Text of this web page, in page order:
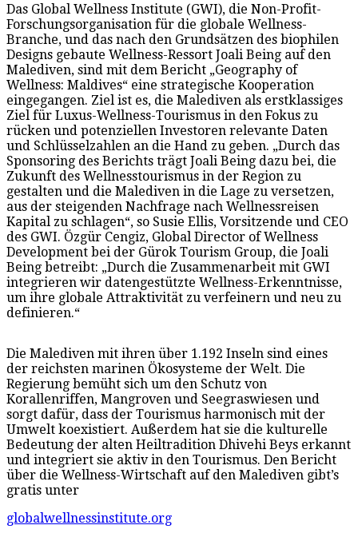
Das Global Wellness Institute (GWI), die Non-Profit-
Forschungsorganisation für die globale Wellness-
Branche, und das nach den Grundsätzen des biophilen
Designs gebaute Wellness-Ressort Joali Being auf den
Malediven, sind mit dem Bericht „Geography of
Wellness: Maldives“ eine strategische Kooperation
eingegangen. Ziel ist es, die Malediven als erstklassiges
Ziel für Luxus-Wellness-Tourismus in den Fokus zu
rücken und potenziellen Investoren relevante Daten
und Schlüsselzahlen an die Hand zu geben. „Durch das
Sponsoring des Berichts trägt Joali Being dazu bei, die
Zukunft des Wellnesstourismus in der Region zu
gestalten und die Malediven in die Lage zu versetzen,
aus der steigenden Nachfrage nach Wellnessreisen
Kapital zu schlagen“, so Susie Ellis, Vorsitzende und CEO
des GWI. Özgür Cengiz, Global Director of Wellness
Development bei der Gürok Tourism Group, die Joali
Being betreibt: „Durch die Zusammenarbeit mit GWI
integrieren wir datengestützte Wellness-Erkenntnisse,
um ihre globale Attraktivität zu verfeinern und neu zu
definieren.“
Die Malediven mit ihren über 1.192 Inseln sind eines
der reichsten marinen Ökosysteme der Welt. Die
Regierung bemüht sich um den Schutz von
Korallenriffen, Mangroven und Seegraswiesen und
sorgt dafür, dass der Tourismus harmonisch mit der
Umwelt koexistiert. Außerdem hat sie die kulturelle
Bedeutung der alten Heiltradition Dhivehi Beys erkannt
und integriert sie aktiv in den Tourismus. Den Bericht
über die Wellness-Wirtschaft auf den Malediven gibt’s
gratis unter
globalwellnessinstitute.org